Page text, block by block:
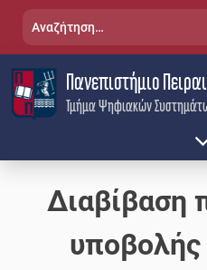
content
Τμήμα Ψηφιακών
Πανεπιστήμιο
Αναζήτηση
Διαβίβαση